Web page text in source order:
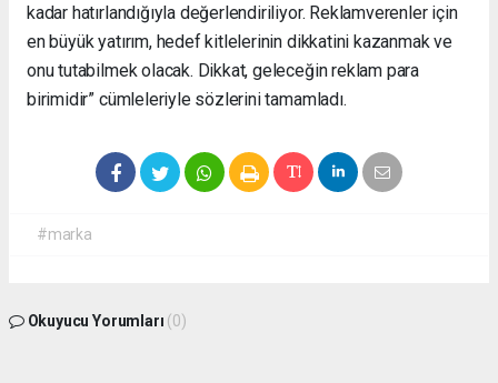
kadar hatırlandığıyla değerlendiriliyor. Reklamverenler için
en büyük yatırım, hedef kitlelerinin dikkatini kazanmak ve
onu tutabilmek olacak. Dikkat, geleceğin reklam para
birimidir” cümleleriyle sözlerini tamamladı.
#marka
Okuyucu Yorumları (0)